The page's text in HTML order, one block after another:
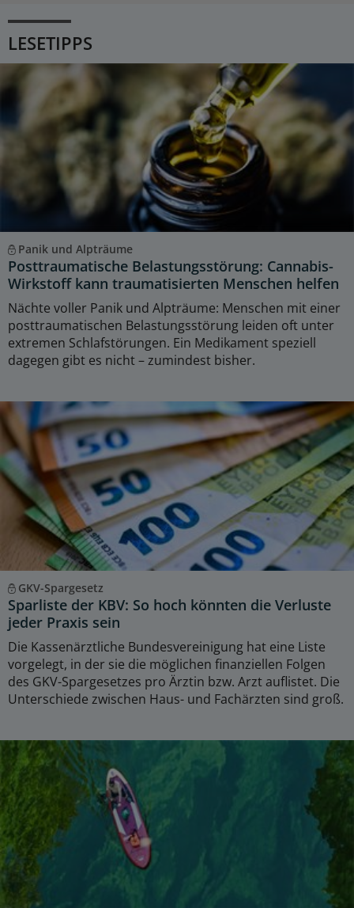
LESETIPPS
Panik und Alpträume
Posttraumatische Belastungsstörung: Cannabis-
Wirkstoff kann traumatisierten Menschen helfen
Nächte voller Panik und Alpträume: Menschen mit einer
posttraumatischen Belastungsstörung leiden oft unter
extremen Schlafstörungen. Ein Medikament speziell
dagegen gibt es nicht – zumindest bisher.
GKV-Spargesetz
Sparliste der KBV: So hoch könnten die Verluste
jeder Praxis sein
Die Kassenärztliche Bundesvereinigung hat eine Liste
vorgelegt, in der sie die möglichen finanziellen Folgen
des GKV-Spargesetzes pro Ärztin bzw. Arzt auflistet. Die
Unterschiede zwischen Haus- und Fachärzten sind groß.